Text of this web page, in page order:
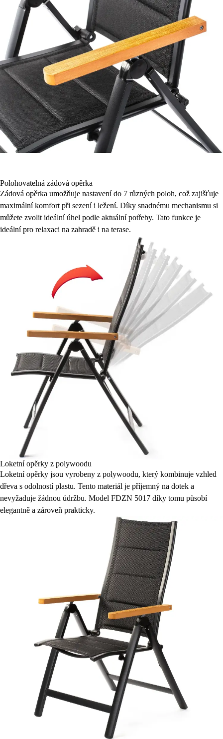
Polohovatelná zádová opěrka
Zádová opěrka umožňuje nastavení do 7 různých poloh, což zajišťuje
maximální komfort při sezení i ležení. Díky snadnému mechanismu si
můžete zvolit ideální úhel podle aktuální potřeby. Tato funkce je
ideální pro relaxaci na zahradě i na terase.
Loketní opěrky z polywoodu
Loketní opěrky jsou vyrobeny z polywoodu, který kombinuje vzhled
dřeva s odolností plastu. Tento materiál je příjemný na dotek a
nevyžaduje žádnou údržbu. Model FDZN 5017 díky tomu působí
elegantně a zároveň prakticky.